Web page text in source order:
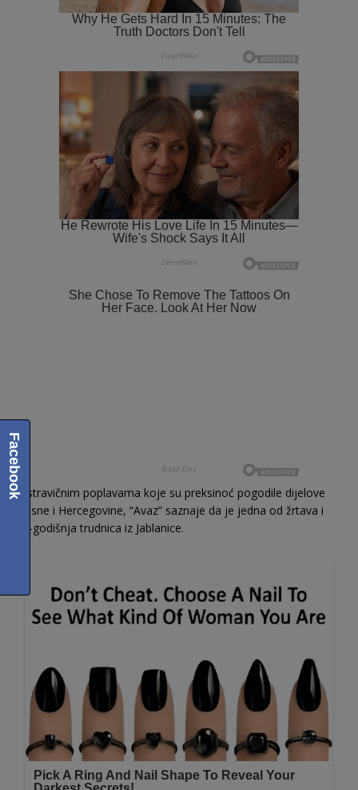
U stravičnim poplavama koje su preksinoć pogodile dijelove
Bosne i Hercegovine, “Avaz” saznaje da je jedna od žrtava i
29-godišnja trudnica iz Jablanice.
Facebook